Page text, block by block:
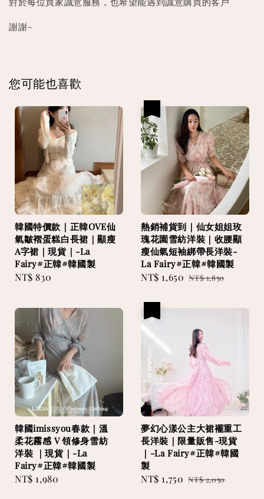
謝謝~
您可能也喜歡
韓國特價款｜正韓OVE仙
氣皺褶蛋糕白長裙｜顯瘦
A字裙｜現貨｜-La
Fairy#正韓#韓國製
Regular
NT$ 830
熱銷補貨到｜仙女姐姐玫
瑰花園雪紡洋裝｜收腰顯
瘦仙氣短袖綁帶長洋裝-
La Fairy#正韓#韓國製
Sale
NT$ 1,650 Regular
NT$ 1,850
韓國imissyou春款｜溫
柔花霧感 V 領修身雪紡
洋裝 ｜現貨｜-La
Fairy#正韓#韓國製
Regular
NT$ 1,980
夢幻心漾公主大裙襬重工
長洋裝｜限量販售-現貨
｜-La Fairy#正韓#韓國
製
Sale
NT$ 1,750 Regular
NT$ 2,050